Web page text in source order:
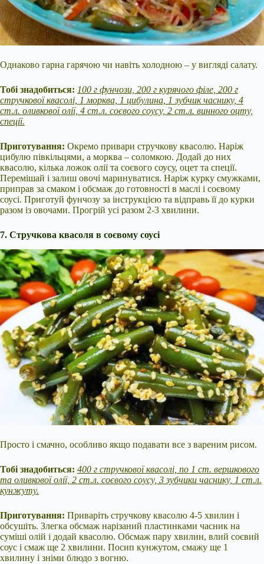
Однаково гарна гарячою чи навіть холодною – у вигляді салату.
Тобі знадобиться: 100 г фунчози, 200 г курячого філе, 200 г
стручкової квасолі, 1 морква, 1 цибулина, 1 зубчик часнику, 4
ст.л. оливкової олії, 4 ст.л. соєвого соусу, 2 ст.л. винного оцту,
спеції.
Приготування: Окремо привари стручкову квасолю. Наріж
цибулю півкільцями, а морква – соломкою. Додай до них
квасолю, кілька ложок олії та соєвого соусу, оцет та спеції.
Перемішай і залиш овочі маринуватися. Наріж курку смужками,
приправ за смаком і обсмаж до готовності в маслі і соєвому
соусі. Приготуй фунчозу за інструкцією та відправь її до курки
разом із овочами. Прогрій усі разом 2-3 хвилини.
7. Стручкова квасоля в соєвому соусі
Просто і смачно, особливо якщо подавати все з вареним рисом.
Тобі знадобиться: 400 г стручкової квасолі, по 1 ст. вершкового
та оливкової олії, 2 ст.л. соєвого соусу, 3 зубчики часнику, 1 ст.л.
кунжуту.
Приготування: Приваріть стручкову квасолю 4-5 хвилин і
обсушіть. Злегка обсмаж нарізаний пластинками часник на
суміші олій і додай квасолю. Обсмаж пару хвилин, влий соєвий
соус і смаж ще 2 хвилини. Посип кунжутом, смажу ще 1
хвилину і зніми блюдо з вогню.